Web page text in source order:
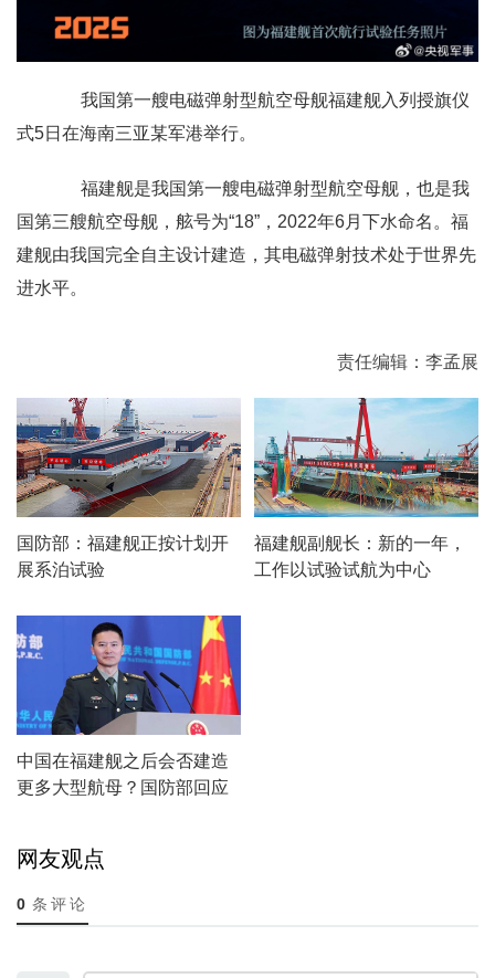
我国第一艘电磁弹射型航空母舰福建舰入列授旗仪
式5日在海南三亚某军港举行。
福建舰是我国第一艘电磁弹射型航空母舰，也是我
国第三艘航空母舰，舷号为“18”，2022年6月下水命名。福
建舰由我国完全自主设计建造，其电磁弹射技术处于世界先
进水平。
责任编辑：李孟展
国防部：福建舰正按计划开
展系泊试验
福建舰副舰长：新的一年，
工作以试验试航为中心
中国在福建舰之后会否建造
更多大型航母？国防部回应
网友观点
0 条评论